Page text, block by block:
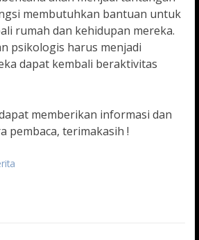
membutuhkan bantuan untuk
rumah dan kehidupan mereka.
psikologis harus menjadi
dapat kembali beraktivitas
memberikan informasi dan
pembaca, terimakasih !